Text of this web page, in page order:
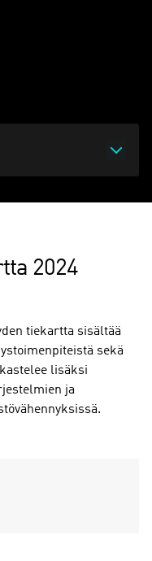
2024
tiekartta sisältää
sekä
lisäksi
ja